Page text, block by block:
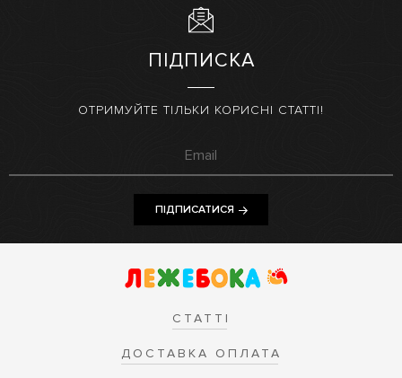
ПІДПИСКА
ОТРИМУЙТЕ ТІЛЬКИ КОРИСНІ СТАТТІ!
ПІДПИСАТИСЯ
СТАТТІ
ДОСТАВКА ОПЛАТА